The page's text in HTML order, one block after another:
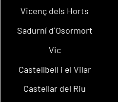
Vicenç dels Horts
Sadurní d´Osormort
Vic
Castellbell i el Vilar
Castellar del Riu